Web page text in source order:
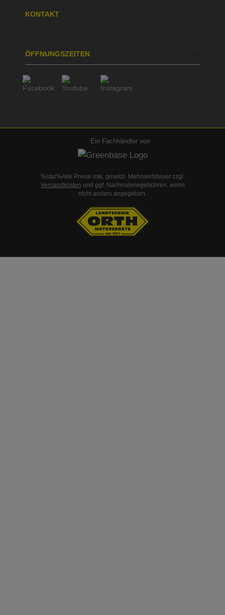
KONTAKT
ÖFFNUNGSZEITEN
Ein Fachhändler von
%star%Alle Preise inkl. gesetzl. Mehrwertsteuer zzgl.
Versandkosten und ggf. Nachnahmegebühren, wenn
nicht anders angegeben.